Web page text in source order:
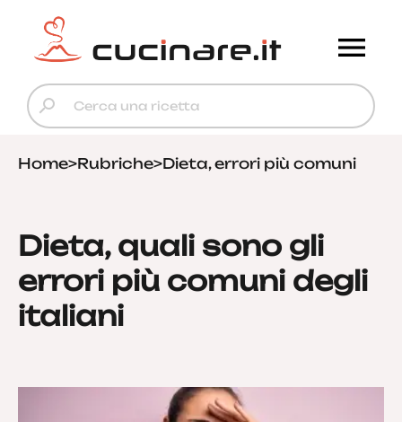
Home>Rubriche>Dieta, errori più comuni
Dieta, quali sono gli
errori più comuni degli
italiani